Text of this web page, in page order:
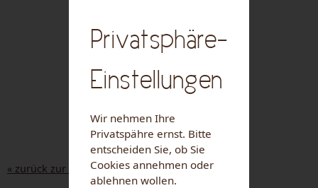
« zurück zur Liste
Privatsphäre-
Einstellungen
Wir nehmen Ihre
Privatspähre ernst. Bitte
entscheiden Sie, ob Sie
Cookies annehmen oder
ablehnen wollen.